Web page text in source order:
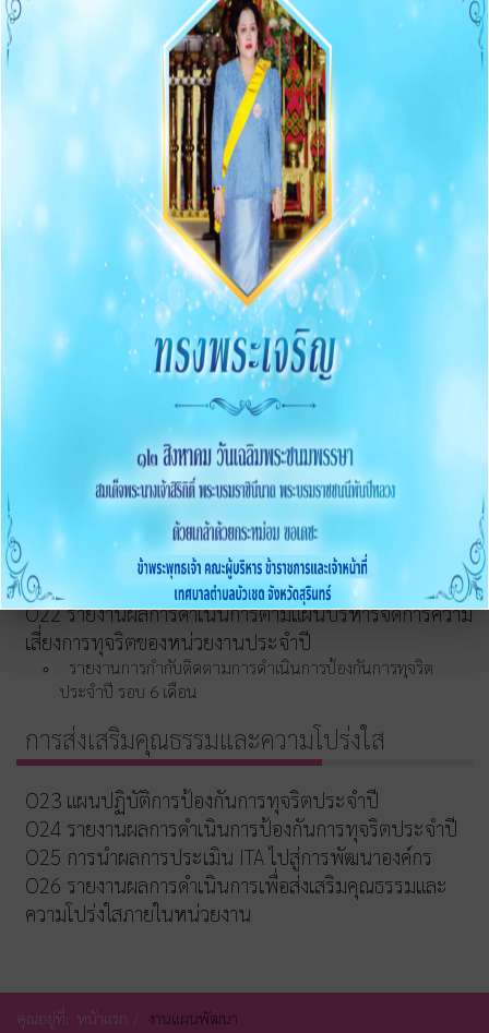
การดำเนินการตามนโยบายบริหารทรัพยากรบุคคล
หลักเกณฑ์การบริหารและพัฒนาทรัพยากรบุคคล
O14 รายงานผลการบริหารและทรัพยากรบุคคลประจำปี
O15 ประมวลจริยธรรมและขับเคลื่อนจริยธรรม
การขับเคลื่อนจริยธรรม
การส่งเสริมความโปร่งใส
O16 แนวปฏิบัติการจัดการเรื่องร้องเรียนการทุจริตและ
ประพฤติมิชอบ
O17 ช่องทางแจ้งเรื่องร้องเรียนการทุจริต
O18 ข้อมูลสถิติเรื่องร้องเรียนการทุจริตประจำปี
O19 การเปิดโอกาสให้มีส่วนร่วม
การดำเนินการเพื่อป้องกันการทุจริต
O20 ประกาศเจตนารมณ์และการสร้างวัฒนธรรม ตาม
นโยบาย No Gift Policy
การสร้างวัฒนธรรม No Gift Policy
รายงานผลตามนโยบาย No Gift Policy
O21 การประเมินความเสี่ยงการทุจริตในหน่วยงานภาครัฐ
O22 รายงานผลการดำเนินการตามแผนบริหารจัดการความ
เสี่ยงการทุจริตของหน่วยงานประจำปี
รายงานการกำกับติดตามการดำเนินการป้องกันการทุจริต
ประจำปี รอบ 6 เดือน
การส่งเสริมคุณธรรมและความโปร่งใส
O23 แผนปฏิบัติการป้องกันการทุจริตประจำปี
O24 รายงานผลการดำเนินการป้องกันการทุจริตประจำปี
O25 การนำผลการประเมิน ITA ไปสู่การพัฒนาองค์กร
O26 รายงานผลการดำเนินการเพื่อส่งเสริมคุณธรรมและ
ความโปร่งใสภายในหน่วยงาน
คุณอยู่ที่: หน้าแรก งานแผนพัฒนา